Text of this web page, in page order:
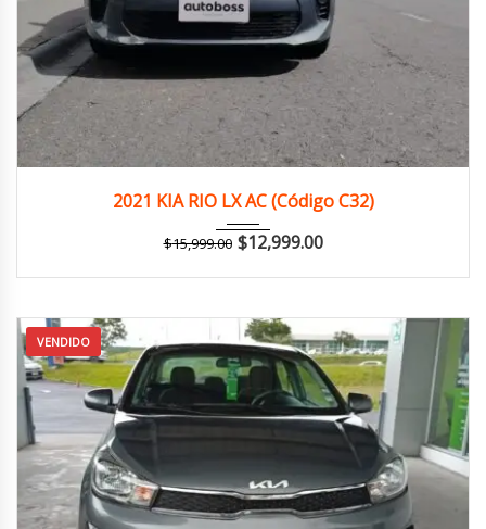
2021 KIA RIO LX AC (Código C32)
$15,999.00 $12,999.00
VENDIDO